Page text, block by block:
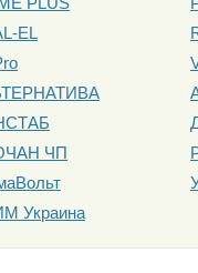
EL
ЧП
Украина